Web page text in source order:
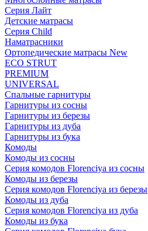
Серия Лайт
Детские матрасы
Серия Child
Наматрасники
Ортопедические матрасы New
ECO STRUT
PREMIUM
UNIVERSAL
Спальные гарнитуры
Гарнитуры из сосны
Гарнитуры из березы
Гарнитуры из дуба
Гарнитуры из бука
Комоды
Комоды из сосны
Серия комодов Florenciya из сосны
Комоды из березы
Серия комодов Florenciya из березы
Комоды из дуба
Серия комодов Florenciya из дуба
Комоды из бука